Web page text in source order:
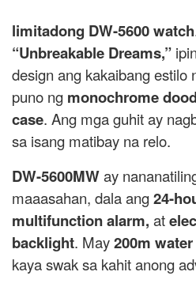
limitadong DW-5600 watch
“Unbreakable Dreams,”
design ang kakaibang estilo
puno ng monochrome
case. Ang mga guhit ay
sa isang matibay na relo.
DW-5600MWay
maaasahan, dala ang24-
multifunction alarm, at
backlight. May200m
kaya swak sa kahit anong